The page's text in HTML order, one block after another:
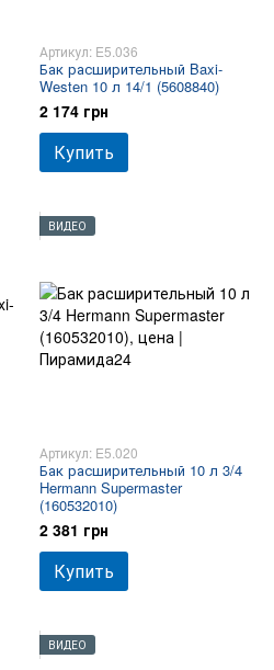
Артикул: E5.036
Бак расширительный Baxi-
Westen 10 л 14/1 (5608840)
2 174 грн
Купить
ВИДЕО
Артикул: E5.020
Бак расширительный 10 л 3/4
Hermann Supermaster
(160532010)
2 381 грн
Купить
ВИДЕО